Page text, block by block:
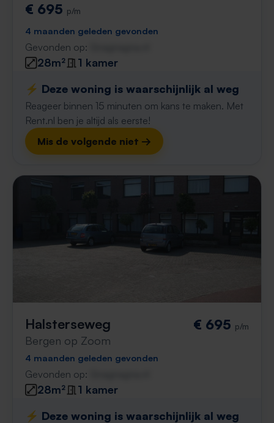
€ 695 p/m
4 maanden geleden gevonden
Gevonden op:
28m²
1 kamer
⚡️ Deze woning is waarschijnlijk al weg
Reageer binnen 15 minuten om kans te maken. Met
Rent.nl ben je altijd als eerste!
Mis de volgende niet →
Halsterseweg
Bergen op Zoom
€ 695 p/m
4 maanden geleden gevonden
Gevonden op:
28m²
1 kamer
⚡️ Deze woning is waarschijnlijk al weg